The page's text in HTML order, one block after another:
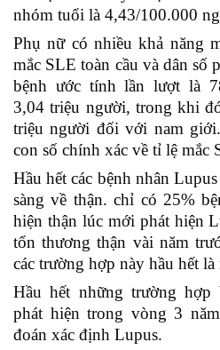
nhóm tuổi là 4,43/100.000
Phụ nữ có nhiều khả năng
mắc SLE toàn cầu và dân số
bệnh ước tính lần lượt là
3,04 triệu người, trong khi
triệu người đối với nam
con số chính xác về tỉ lệ mắc
Hầu hết các bệnh nhân
sàng về thận. chỉ có 25%
hiện thận lúc mới phát hiện
tổn thương thận vài năm
các trường hợp này hầu hết
Hầu hết những trường hợp
phát hiện trong vòng 3
đoán xác định Lupus.